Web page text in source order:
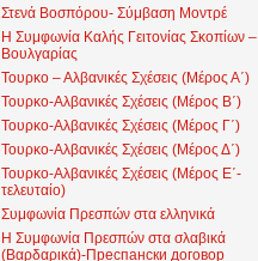
Στενά Βοσπόρου- Σύμβαση Μοντρέ
Η Συμφωνία Καλής Γειτονίας Σκοπίων –
Βουλγαρίας
Τουρκο – Αλβανικές Σχέσεις (Mέρος Α΄)
Τουρκο-Αλβανικές Σχέσεις (Μέρος Β΄)
Τουρκο-Αλβανικές Σχέσεις (Μέρος Γ΄)
Τουρκο-Αλβανικές Σχέσεις (Μέρος Δ΄)
Τουρκο-Αλβανικές Σχέσεις (Μέρος Ε΄-
τελευταίο)
Συμφωνία Πρεσπών στα ελληνικά
Η Συμφωνία Πρεσπών στα σλαβικά
(Βαρδαρικά)-Преспански договор